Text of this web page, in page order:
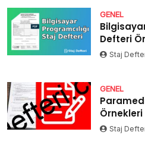
GENEL
Defteri
Staj
GENEL
Örnekleri
Staj